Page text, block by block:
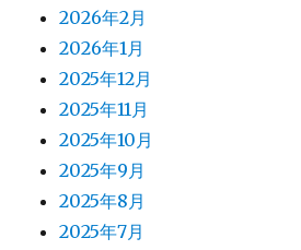
2026年2月
2026年1月
2025年12月
2025年11月
2025年10月
2025年9月
2025年8月
2025年7月